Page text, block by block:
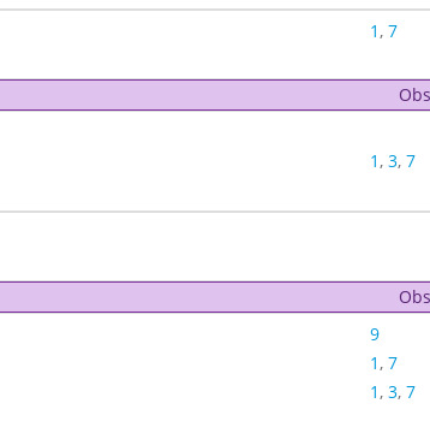
1, 7
1, 3, 7
9
1, 7
1, 3, 7